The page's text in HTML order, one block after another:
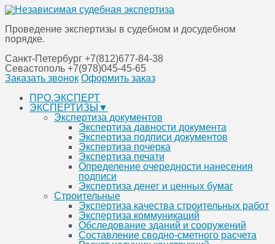
Проведение экспертизы в судебном и досудебном
порядке.
Санкт-Петербург +7(812)677-84-38
Севастополь +7(978)045-45-65
Заказать звонок Оформить заказ
Перейти
содержанию
ПРО.ЭКСПЕРТ
ЭКСПЕРТИЗЫ▼
Экспертиза документов
Экспертиза давности документа
Экспертиза подписи документов
Экспертиза почерка
Экспертиза печати
Определение очередности нанесения
подписи
Экспертиза денег и ценных бумаг
Строительные
Экспертиза качества строительных работ
Экспертиза коммуникаций
Обследование зданий и сооружений
Составление сводно-сметного расчета